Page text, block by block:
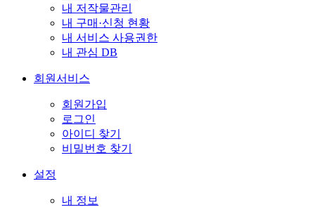
내 저작물관리
내 구매·신청 현황
내 서비스 사용권한
내 관심 DB
회원서비스
회원가입
로그인
아이디 찾기
비밀번호 찾기
설정
내 정보